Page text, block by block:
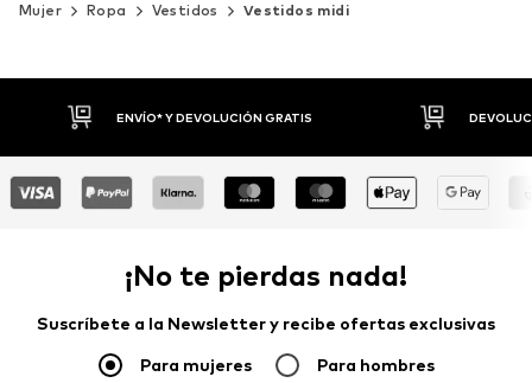
Mujer Ropa Vestidos Vestidos midi
DEVOLUCIONES HASTA 30 DÍAS
¡No te pierdas nada!
Suscríbete a la Newsletter y recibe ofertas exclusivas
Para mujeres Para hombres